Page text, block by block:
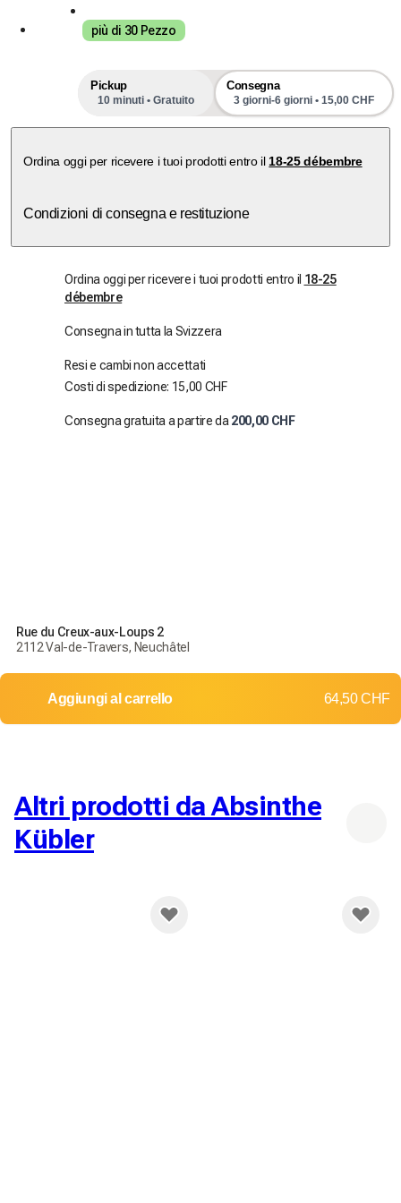
più di 30 Pezzo
Pickup
10 minuti • Gratuito
Consegna
3 giorni-6 giorni • 15,00 CHF
Ordina oggi per ricevere i tuoi prodotti entro il 18-25 débembre
Condizioni di consegna e restituzione
Ordina oggi per ricevere i tuoi prodotti entro il 18-25
débembre
Consegna in tutta la Svizzera
Resi e cambi non accettati
Costi di spedizione: 15,00 CHF
Consegna gratuita a partire da200,00 CHF
Rue du Creux-aux-Loups 2
2112 Val-de-Travers, Neuchâtel
Aggiungi al carrello 64,50 CHF
Altri prodotti da Absinthe
Kübler